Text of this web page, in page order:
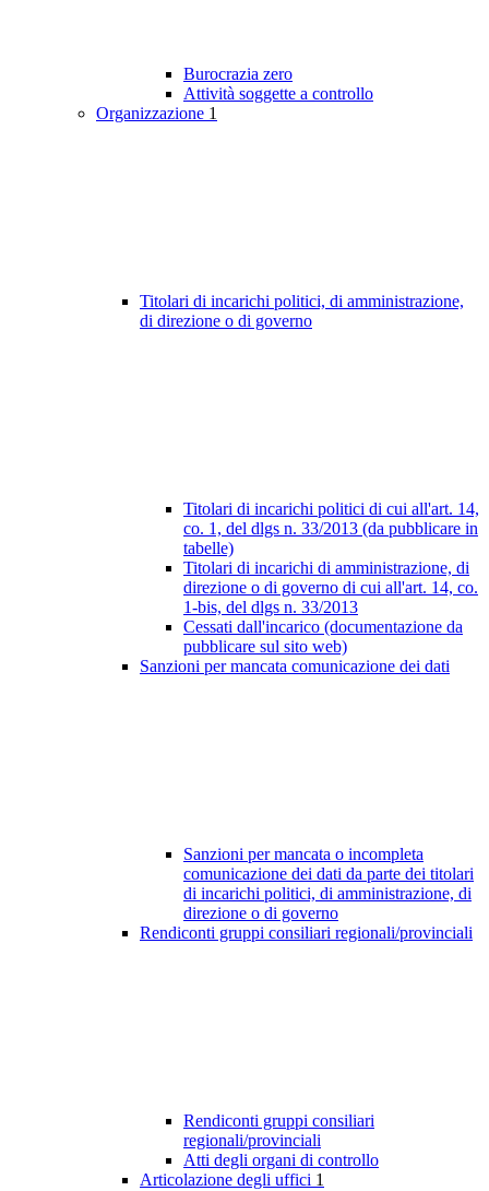
Burocrazia zero
Attività soggette a controllo
Organizzazione 1
Titolari di incarichi politici, di amministrazione,
di direzione o di governo
Titolari di incarichi politici di cui all'art. 14,
co. 1, del dlgs n. 33/2013 (da pubblicare in
tabelle)
Titolari di incarichi di amministrazione, di
direzione o di governo di cui all'art. 14, co.
1-bis, del dlgs n. 33/2013
Cessati dall'incarico (documentazione da
pubblicare sul sito web)
Sanzioni per mancata comunicazione dei dati
Sanzioni per mancata o incompleta
comunicazione dei dati da parte dei titolari
di incarichi politici, di amministrazione, di
direzione o di governo
Rendiconti gruppi consiliari regionali/provinciali
Rendiconti gruppi consiliari
regionali/provinciali
Atti degli organi di controllo
Articolazione degli uffici 1